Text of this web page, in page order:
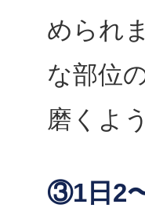
められ
な部位
磨くよ
③1日2